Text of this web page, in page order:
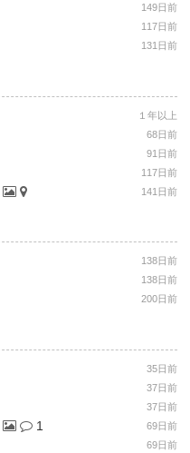
149日前
117日前
131日前
１年以上
68日前
91日前
117日前
141日前
138日前
138日前
200日前
35日前
37日前
37日前
1 69日前
69日前